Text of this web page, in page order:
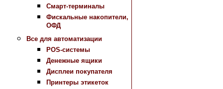
Смарт-терминалы
Фискальные накопители,
ОФД
Все для автоматизации
POS-системы
Денежные ящики
Дисплеи покупателя
Принтеры этикеток